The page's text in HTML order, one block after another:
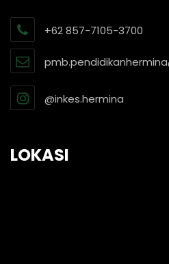
+62 857-7105-3700
@inkes.hermina
LOKASI